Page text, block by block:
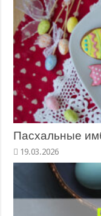
Пасхальные
19.03.2026